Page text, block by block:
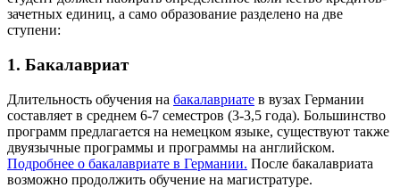
зачетных единиц, а само образование разделено на две
ступени:
1. Бакалавриат
Длительность обучения на бакалавриате в вузах Германии
составляет в среднем 6-7 семестров (3-3,5 года). Большинство
программ предлагается на немецком языке, существуют также
двуязычные программы и программы на английском.
Подробнее о бакалавриате в Германии. После бакалавриата
возможно продолжить обучение на магистратуре.